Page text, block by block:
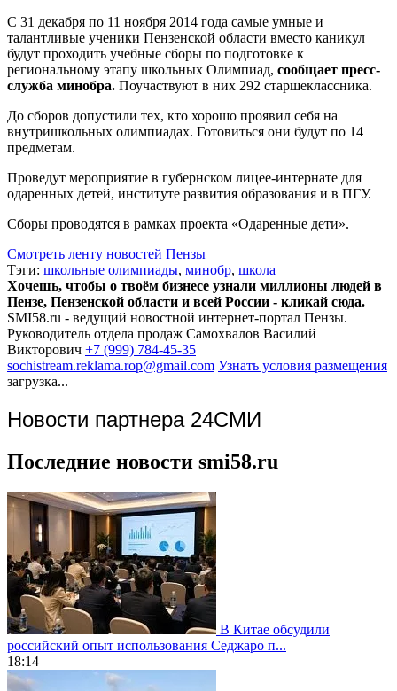
С 31 декабря по 11 ноября 2014 года самые умные и
талантливые ученики Пензенской области вместо каникул
будут проходить учебные сборы по подготовке к
региональному этапу школьных Олимпиад, сообщает пресс-
служба минобра. Поучаствуют в них 292 старшеклассника.
До сборов допустили тех, кто хорошо проявил себя на
внутришкольных олимпиадах. Готовиться они будут по 14
предметам.
Проведут мероприятие в губернском лицее-интернате для
одаренных детей, институте развития образования и в ПГУ.
Сборы проводятся в рамках проекта «Одаренные дети».
Смотреть ленту новостей Пензы
Тэги: школьные олимпиады, минобр, школа
Хочешь, чтобы о твоём бизнесе узнали миллионы людей в
Пензе, Пензенской области и всей России - кликай сюда.
SMI58.ru - ведущий новостной интернет-портал Пензы.
Руководитель отдела продаж Самохвалов Василий
Викторович +7 (999) 784-45-35
sochistream.reklama.rop@gmail.com Узнать условия размещения
загрузка...
Новости партнера 24СМИ
Последние новости smi58.ru
В Китае обсудили
российский опыт использования Седжаро п...
18:14